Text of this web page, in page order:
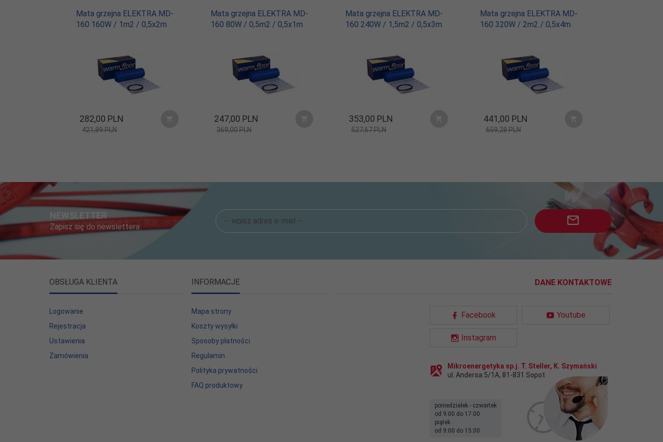
stanu:
wyświetlacz 2" 176 x 220 px (TFT)
Certyfikat: CE
Mata grzejna ELEKTRA MD-
160 160W / 1m2 / 0,5x2m
282,00 PLN
421,89 PLN
Mata grzejna ELEKTRA MD-
160 80W / 0,5m2 / 0,5x1m
247,00 PLN
369,00 PLN
Mata grzejna ELEKTRA MD-
160 240W / 1,5m2 / 0,5x3m
353,00 PLN
527,67 PLN
Mata grzejna ELEKTRA MD-
160 320W / 2m2 / 0,5x4m
441,00 PLN
659,28 PLN
NEWSLETTER
Zapisz się do newslettera:
OBSŁUGA KLIENTA
Logowanie
Rejestracja
Ustawienia
Zamówienia
INFORMACJE
Mapa strony
Koszty wysyłki
Sposoby płatności
Regulamin
Polityka prywatności
FAQ produktowy
DANE KONTAKTOWE
Facebook Youtube
Instagram
Mikroenergetyka sp.j. T. Steller, K. Szymański
ul. Andersa 5/1A, 81-831 Sopot
poniedziałek - czwartek
od 9:00 do 17:00
piątek
od 9:00 do 15:00